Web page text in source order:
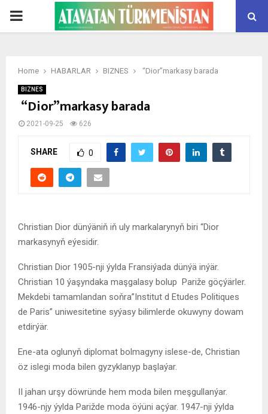
PRIMARY
Home HABARLAR BIZNES “Dior”markasy barada
BIZNES
“Dior”markasy barada
2021-09-25 626
SHARE 0
Christian Dior dünýäniň iň uly markalarynyň biri “Dior
markasynyň eýesidir.
Christian Dior 1905-nji ýylda Fransiýada dünýä inýär.
Christian 10 ýaşyndaka maşgalasy bolup Pariže göçýärler.
Mekdebi tamamlandan soňra”Institut d Etudes Politiques
de Paris” uniwesitetine syýasy bilimlerde okuwyny dowam
etdirýär.
Ene-ata oglunyň diplomat bolmagyny islese-de, Christian
öz islegi moda bilen gyzyklanyp başlaýar.
II jahan urşy döwründe hem moda bilen meşgullanýar.
1946-njy ýylda Parižde moda öýüni açýar. 1947-nji ýylda